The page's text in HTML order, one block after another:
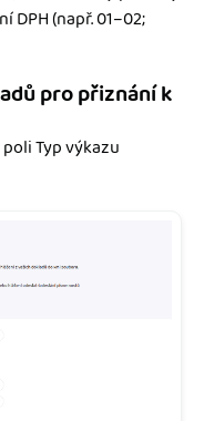
(např. 01–02;
pro přiznání k
Typ výkazu